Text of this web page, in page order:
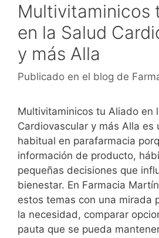
Multivitaminicos
en la Salud
y más Alla
Publicado en el blog de
Multivitaminicos tu Aliado en
Cardiovascular y más Alla es
habitual en parafarmacia
información de producto,
pequeñas decisiones que
bienestar. En Farmacia
estos temas con una mirada
la necesidad, comparar
pauta que se pueda